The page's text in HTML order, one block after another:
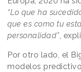
“Lo que ha
que es como tu
personalidad”,
Por otro lado, el
modelos